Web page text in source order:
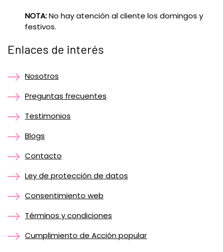
NOTA:No hay atención al cliente los domingos y
festivos.
Enlaces de interés
Nosotros
Preguntas frecuentes
Testimonios
Blogs
Contacto
Ley de protección de datos
Consentimiento web
Términos y condiciones
Cumplimiento de Acción popular